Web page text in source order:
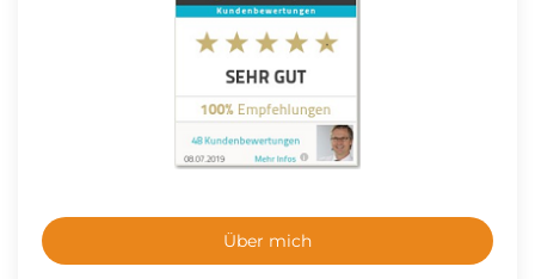
Über mich